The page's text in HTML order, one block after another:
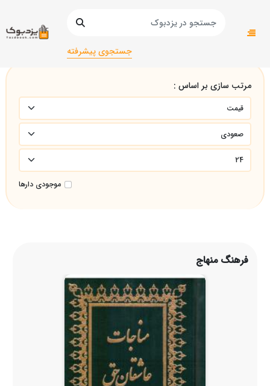
جستجوی پیشرفته
صفحه اصلی
مرتب سازی بر اساس :
موجودی دارها
فرهنگ منهاج